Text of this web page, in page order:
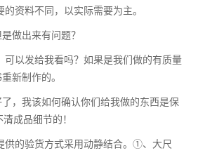
资料不同，以实际需要为主。
做出来有问题？
可以发给我看吗？如果是我们做的有质量
新制作的。
，我该如何确认你们给我做的东西是保
成品细节的！
供的验货方式采用动静结合。①、大尺